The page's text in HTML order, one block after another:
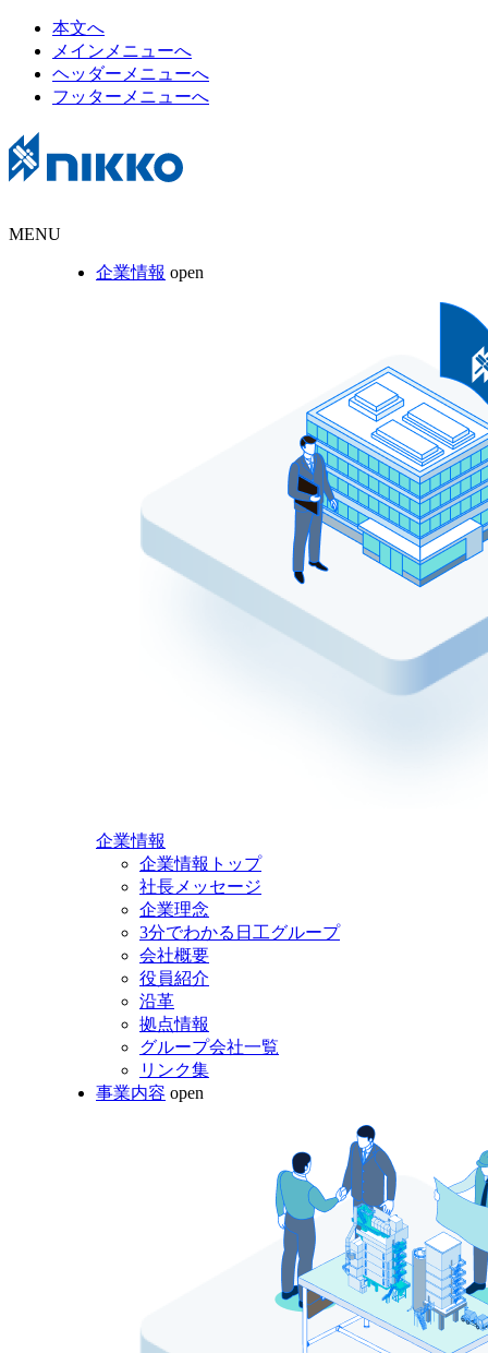
本文へ
メインメニューへ
ヘッダーメニューへ
フッターメニューへ
MENU
企業情報 open
企業情報
企業情報トップ
社長メッセージ
企業理念
3分でわかる日工グループ
会社概要
役員紹介
沿革
拠点情報
グループ会社一覧
リンク集
事業内容 open